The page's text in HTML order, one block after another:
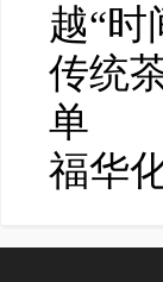
越“时
传统
单
福华